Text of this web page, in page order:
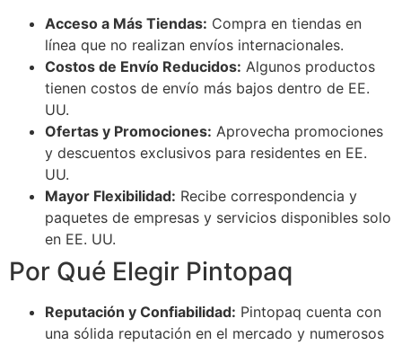
Acceso a Más Tiendas: Compra en tiendas en
línea que no realizan envíos internacionales.
Costos de Envío Reducidos: Algunos productos
tienen costos de envío más bajos dentro de EE.
UU.
Ofertas y Promociones: Aprovecha promociones
y descuentos exclusivos para residentes en EE.
UU.
Mayor Flexibilidad: Recibe correspondencia y
paquetes de empresas y servicios disponibles solo
en EE. UU.
Por Qué Elegir Pintopaq
Reputación y Confiabilidad: Pintopaq cuenta con
una sólida reputación en el mercado y numerosos